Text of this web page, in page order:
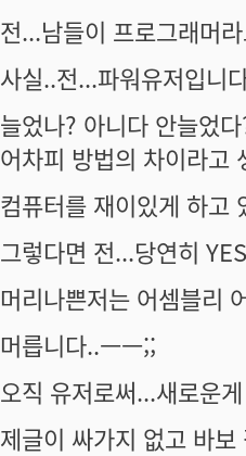
전...남들이 프로그래머
사실..전...파워유저입니
늘었나? 아니다 안늘었
어차피 방법의 차이라고
컴퓨터를 재이있게 하고
그렇다면 전...당연히
머리나쁜저는 어셈블리
머릅니다..ㅡㅡ;;
오직 유저로써...새로운
제글이 싸가지 없고 바